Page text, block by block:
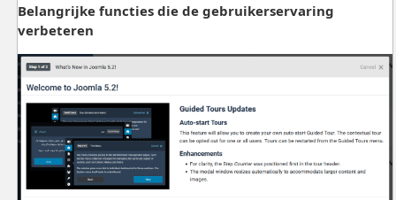
Belangrijke functies die de gebruikerservaring
verbeteren